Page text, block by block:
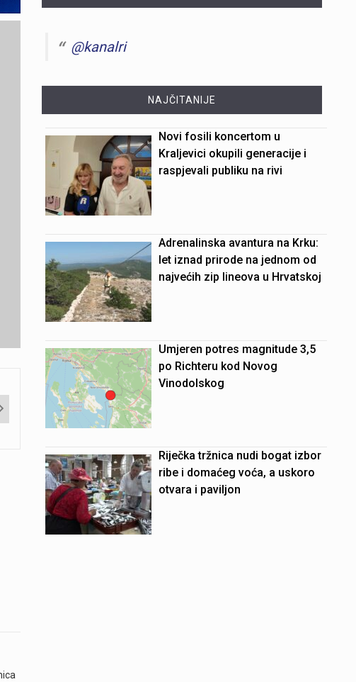
@kanalri
NAJČITANIJE
Novi fosili koncertom u
Kraljevici okupili generacije i
raspjevali publiku na rivi
Adrenalinska avantura na Krku:
let iznad prirode na jednom od
najvećih zip lineova u Hrvatskoj
Umjeren potres magnitude 3,5
po Richteru kod Novog
Vinodolskog
Riječka tržnica nudi bogat izbor
ribe i domaćeg voća, a uskoro
otvara i paviljon